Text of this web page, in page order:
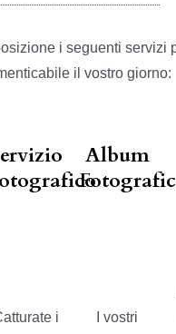
i seguenti servizi
il vostro giorno:
i
Album
I vostri